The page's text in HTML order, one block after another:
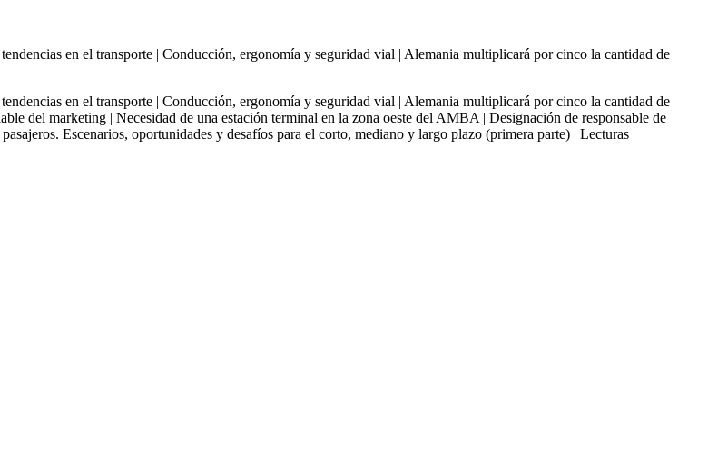
en el transporte | Conducción, ergonomía y seguridad vial | Alemania multiplicará por cinco la cantidad de
en el transporte | Conducción, ergonomía y seguridad vial | Alemania multiplicará por cinco la cantidad de
del marketing | Necesidad de una estación terminal en la zona oeste del AMBA | Designación de responsable de
Escenarios, oportunidades y desafíos para el corto, mediano y largo plazo (primera parte) | Lecturas